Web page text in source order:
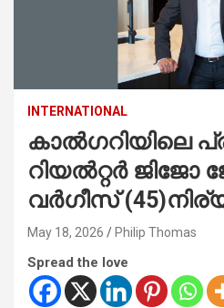
INTERNATIONAL
കാൽഗറിയിലെ
റിയൽറ്റർ ജിജോ
വർഗീസ്
May 18, 2026 Philip Thomas
Spread the love